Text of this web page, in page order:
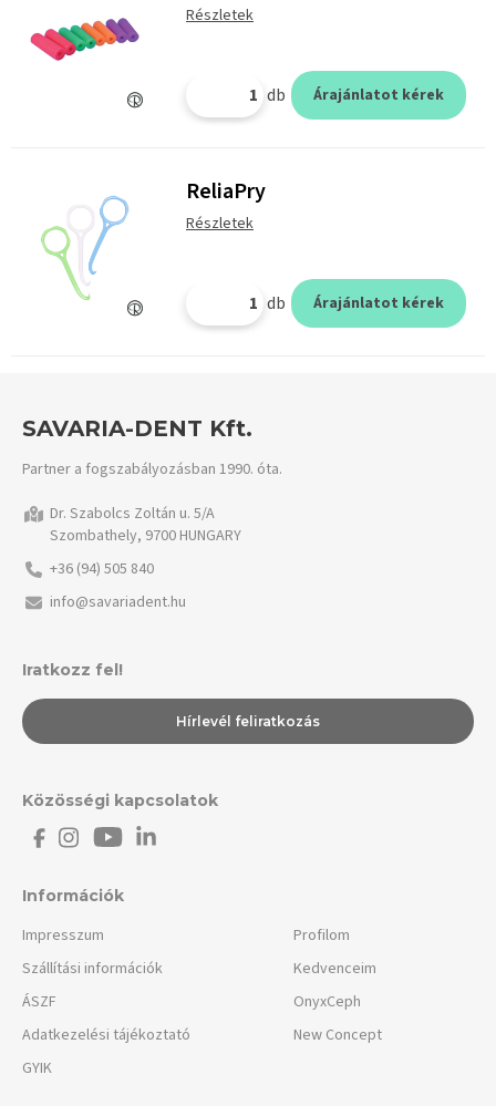
Részletek
db Árajánlatot kérek
ReliaPry
Részletek
db Árajánlatot kérek
SAVARIA-DENT Kft.
Partner a fogszabályozásban 1990. óta.
Dr. Szabolcs Zoltán u. 5/A
Szombathely, 9700 HUNGARY
+36 (94) 505 840
info@savariadent.hu
Információk
Impresszum
Szállítási információk
ÁSZF
Adatkezelési tájékoztató
GYIK
Profilom
Kedvenceim
OnyxCeph
New Concept
Iratkozz fel!
Hírlevél feliratkozás
Közösségi kapcsolatok